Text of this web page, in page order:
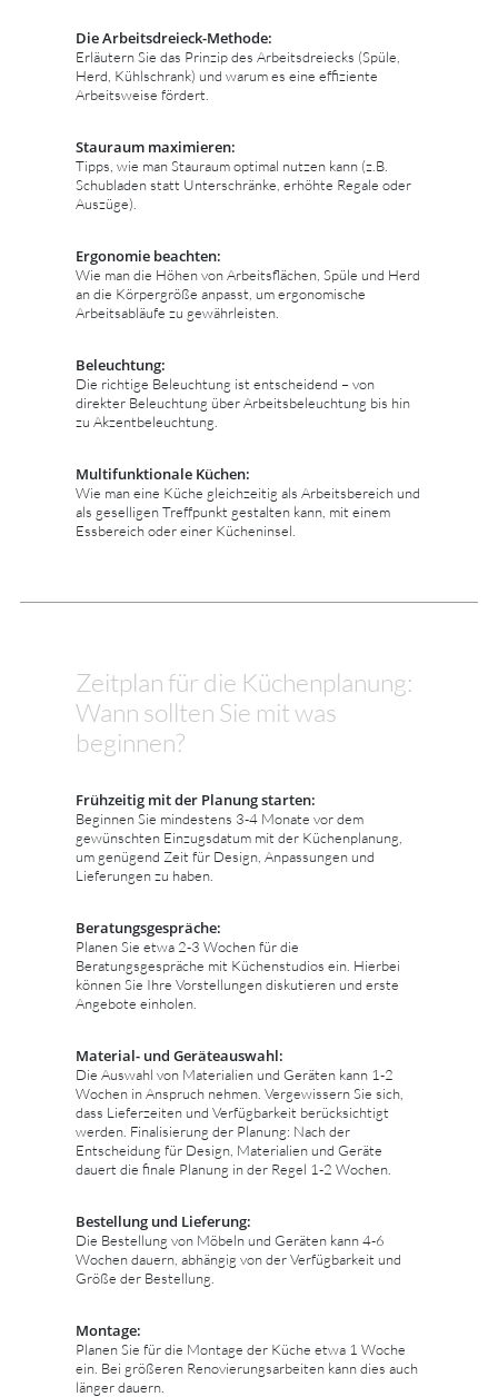
Die Arbeitsdreieck-Methode:
Erläutern Sie das Prinzip des Arbeitsdreiecks (Spüle,
Herd, Kühlschrank) und warum es eine effiziente
Arbeitsweise fördert.
Stauraum maximieren:
Tipps, wie man Stauraum optimal nutzen kann (z.B.
Schubladen statt Unterschränke, erhöhte Regale oder
Auszüge).
Ergonomie beachten:
Wie man die Höhen von Arbeitsflächen, Spüle und Herd
an die Körpergröße anpasst, um ergonomische
Arbeitsabläufe zu gewährleisten.
Beleuchtung:
Die richtige Beleuchtung ist entscheidend – von
direkter Beleuchtung über Arbeitsbeleuchtung bis hin
zu Akzentbeleuchtung.
Multifunktionale Küchen:
Wie man eine Küche gleichzeitig als Arbeitsbereich und
als geselligen Treffpunkt gestalten kann, mit einem
Essbereich oder einer Kücheninsel.
Zeitplan für die Küchenplanung:
Wann sollten Sie mit was
beginnen?
Frühzeitig mit der Planung starten:
Beginnen Sie mindestens 3-4 Monate vor dem
gewünschten Einzugsdatum mit der Küchenplanung,
um genügend Zeit für Design, Anpassungen und
Lieferungen zu haben.
Beratungsgespräche:
Planen Sie etwa 2-3 Wochen für die
Beratungsgespräche mit Küchenstudios ein. Hierbei
können Sie Ihre Vorstellungen diskutieren und erste
Angebote einholen.
Material- und Geräteauswahl:
Die Auswahl von Materialien und Geräten kann 1-2
Wochen in Anspruch nehmen. Vergewissern Sie sich,
dass Lieferzeiten und Verfügbarkeit berücksichtigt
werden. Finalisierung der Planung: Nach der
Entscheidung für Design, Materialien und Geräte
dauert die finale Planung in der Regel 1-2 Wochen.
Bestellung und Lieferung:
Die Bestellung von Möbeln und Geräten kann 4-6
Wochen dauern, abhängig von der Verfügbarkeit und
Größe der Bestellung.
Montage:
Planen Sie für die Montage der Küche etwa 1 Woche
ein. Bei größeren Renovierungsarbeiten kann dies auch
länger dauern.